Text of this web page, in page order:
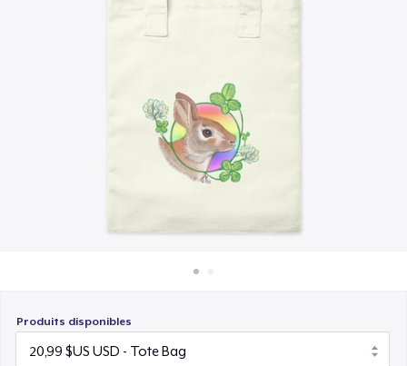
Vendre n'importe quoi
Produits disponibles
Women's Classic Tee
Women's Comfort Tee